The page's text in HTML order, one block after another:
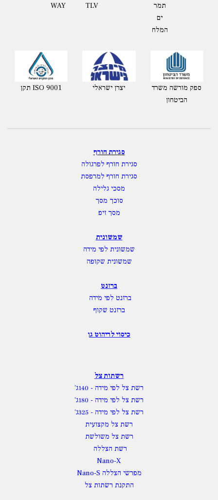
WAY
TLV
תמר
ים
המלח
תקן ISO 9001 יצרן ישראלי
ספק מורשה משרד
הביטחון
סגירת חורף
סגירת חורף לפרגולה
סגירת חורף למרפסת
מסכי גלילה
סוכך מסך
מסך זיפ
שמשונית
שמשונית לפי מידה
שמשונית שקופה
ברזנט
ברזנט לפי מידה
ברזנט שקוף
כיסוי לריהוט גן
רשתות צל
רשת צל לפי מידה - 140ג'
רשת צל לפי מידה - 180ג'
רשת צל לפי מידה - 325ג'
רשת צל מקצועית
רשת צל משולשת
רשת הצללה
Nano-X
מפרשי הצללה Nano-S
התקנת רשתות צל